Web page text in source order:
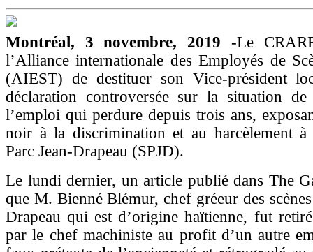
Montréal, 3 novembre, 2019 -Le
l’Alliance internationale des Employés de
(AIEST) de destituer son Vice-président
déclaration controversée sur la situation de
l’emploi qui perdure depuis trois ans,
noir à la discrimination et au harcèlement à
Parc Jean-Drapeau (SPJD).
Le lundi dernier, un article publié dans The
que M. Bienné Blémur, chef gréeur des
Drapeau qui est d’origine haïtienne, fut
par le chef machiniste au profit d’un autre